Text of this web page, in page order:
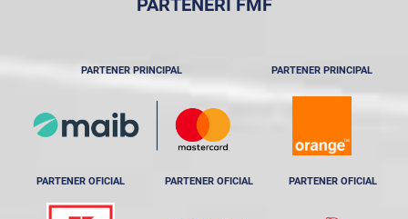
PARTENERI FMF
PARTENER PRINCIPAL PARTENER PRINCIPAL
PARTENER OFICIAL PARTENER OFICIAL PARTENER OFICIAL